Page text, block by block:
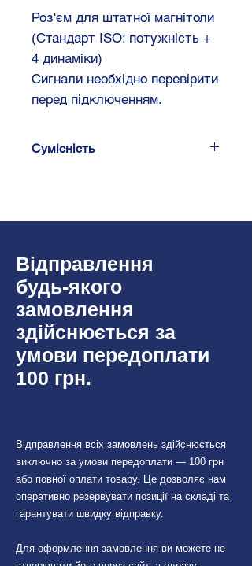
Роз'єм для штатної магнітоли
(Стандарт ISO: потужність +
4 динаміки)
Сигнали необхідно перевірити
перед підключенням.
Сумісність
Citroen
Peugeot
VW
Audi
Skoda
Seat
Відправлення
будь-якого
замовлення
здійснюється за
умови передоплати
100 грн.
Відправлення всіх замовлень здійснюється
виключно за умови передоплати — 100 грн
або повної оплати товару. Це дозволяє нам
оперативно резервувати позиції на складі та
гарантувати швидку відправку.
Для оформлення замовлення ви можете не